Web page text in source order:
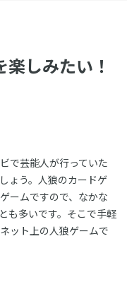
しみたい！
で芸能人が行っていた
ょう。人狼のカードゲ
ームですので、なかな
も多いです。そこで手軽
ット上の人狼ゲームで